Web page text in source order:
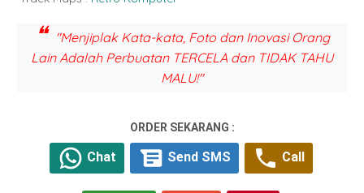
"Menjiplak Kata-kata, Foto dan Inovasi Orang
Lain Adalah Perbuatan TERCELA dan TIDAK TAHU
MALU!"
ORDER SEKARANG :
Chat Send SMS Call